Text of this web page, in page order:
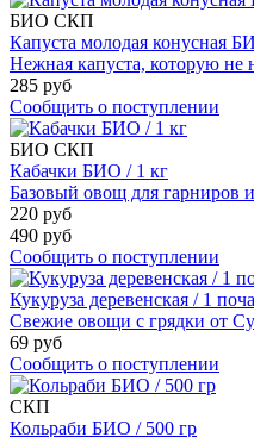
БИО СКП
Капуста молодая конусная
Нежная капуста, которую не
285 руб
Сообщить о поступлении
БИО СКП
Кабачки БИО / 1 кг
Базовый овощ для гарниров
220 руб
490 руб
Сообщить о поступлении
Кукуруза деревенская / 1
Свежие овощи с грядки от
69 руб
Сообщить о поступлении
СКП
Кольраби БИО / 500 гр